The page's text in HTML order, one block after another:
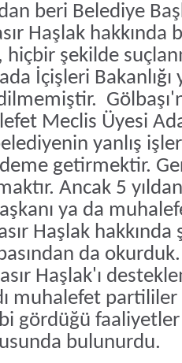
beri Belediye
Haşlak
şekilde
İçişleri
Meclis Üyesi
yanlış
getirmektir.
Ancak 5
ya da
Haşlak
da
Haşlak'ı
muhalefet
gördüğü faaliyetler
bulunurdu.